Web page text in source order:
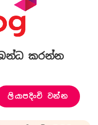
කරන්න
ලියාපදිංචි වන්න